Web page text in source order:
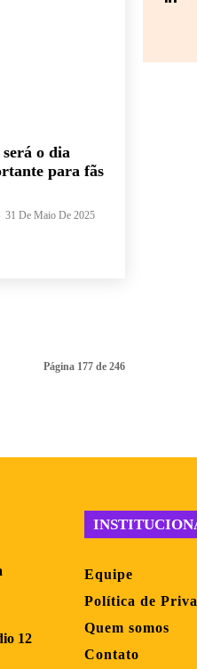
o dia
para fãs
31 De Maio De 2025
Página 177 de 246
12
Equipe
Política de
Quem somos
Contato